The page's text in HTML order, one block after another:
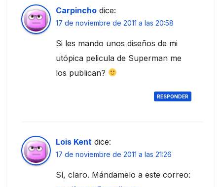
Carpincho dice:
17 de noviembre de 2011 a las 20:58
Si les mando unos diseños de mi
utópica pelicula de Superman me
los publican?
RESPONDER
Lois Kent dice:
17 de noviembre de 2011 a las 21:26
Sí, claro. Mándamelo a este correo: